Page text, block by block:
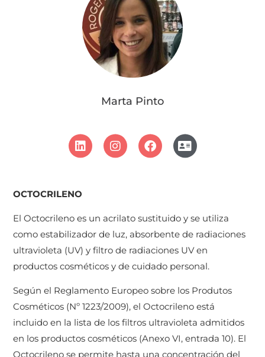
Marta Pinto
OCTOCRILENO
El Octocrileno es un acrilato sustituido y se utiliza
como estabilizador de luz, absorbente de radiaciones
ultravioleta (UV) y filtro de radiaciones UV en
productos cosméticos y de cuidado personal.
Según el Reglamento Europeo sobre los Produtos
Cosméticos (Nº 1223/2009), el Octocrileno está
incluido en la lista de los filtros ultravioleta admitidos
en los productos cosméticos (Anexo VI, entrada 10). El
Octocrileno se permite hasta una concentración del